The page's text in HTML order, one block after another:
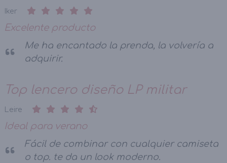
Iker
Excelente producto
Me ha encantado la prenda, la volvería a
adquirir.
Top lencero diseño LP militar
Leire
Ideal para verano
Fácil de combinar con cualquier camiseta
o top. te da un look moderno.